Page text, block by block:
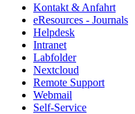
Kontakt & Anfahrt
eResources - Journals
Helpdesk
Intranet
Labfolder
Nextcloud
Remote Support
Webmail
Self-Service